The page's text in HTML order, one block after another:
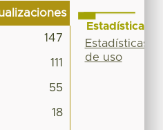
147
111
55
18
Estadísticas
Estadísticas
de uso